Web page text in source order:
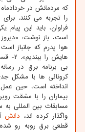
را تجربه می کنند.
فراوان، باید این پیام
است، باز نوشت:
هوا پدرم که جانباز
هایش
بی برنامه برق در
کرونائی ها با مشکل
انداخته است، حین
بیماران را با مشقت
مسابقات بین المللی
واگذار کرده اند، دانش
قطعی برق روبه رو